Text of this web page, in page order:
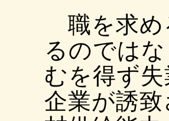
職を求め
るのでは
むを得ず
企業が誘